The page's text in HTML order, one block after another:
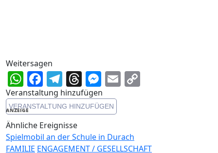
Weitersagen
WhatsApp
Facebook
Telegram
Threads
Messenger
Email
Veranstaltung hinzufügen
VERANSTALTUNG HINZUFÜGEN
ANZEIGE
Ähnliche Ereignisse
Spielmobil an der Schule in Durach
FAMILIE ENGAGEMENT / GESELLSCHAFT